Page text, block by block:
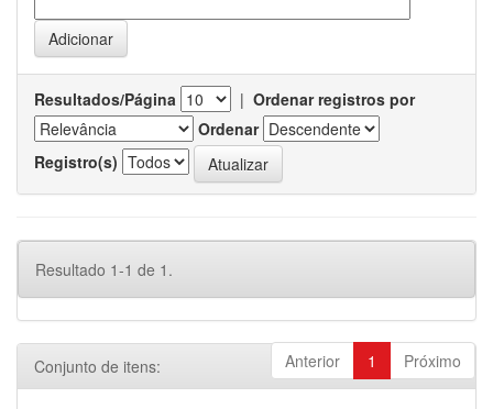
Resultados/Página | Ordenar registros por
Ordenar
Registro(s)
Resultado 1-1 de 1.
Anterior 1 Próximo
Conjunto de itens: